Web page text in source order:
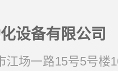
设备有限公司
江场一路15号5号楼